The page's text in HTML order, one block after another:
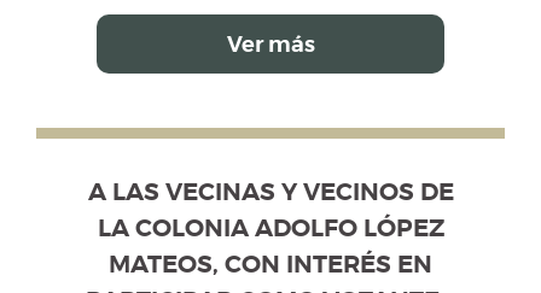
CANDIDATOS PROPIETARIOS Y
SUPLENTES, EN EL PROCESO DE
DIRECTIVA DE VECINOS
Ver más
A LAS VECINAS Y VECINOS DE LA
Información disponible de la convocatoria. Use
A LAS VECINAS Y VECINOS DE
LA COLONIA ADOLFO LÓPEZ
MATEOS, CON INTERÉS EN